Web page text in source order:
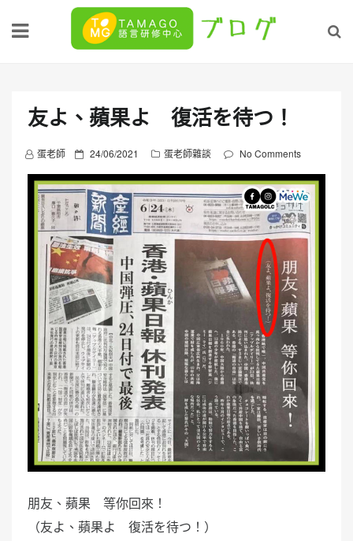
友よ、蘋果よ 復活を待つ！
蛋老師
P
o
s
e
d
o
n
24/06/2021 蛋老師雜談 No Comments
朋友、蘋果 等你回來！
（友よ、蘋果よ 復活を待つ！）